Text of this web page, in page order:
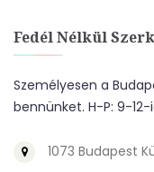
Fedél Nélkül
Személyesen a
bennünket. H-P: 9-12-
1073 Budapest